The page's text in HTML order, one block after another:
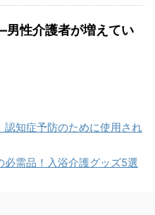
性介護者が増えてい
認知症予防のために使用され
需品！入浴介護グッズ5選